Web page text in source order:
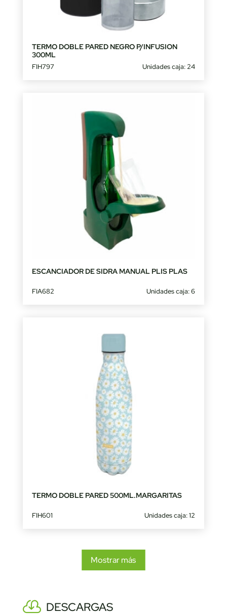
TERMO DOBLE PARED NEGRO P/INFUSION
300ML
FIH797 Unidades caja: 24
ESCANCIADOR DE SIDRA MANUAL PLIS PLAS
FIA682 Unidades caja: 6
TERMO DOBLE PARED 500ML.MARGARITAS
FIH601 Unidades caja: 12
Mostrar más
DESCARGAS